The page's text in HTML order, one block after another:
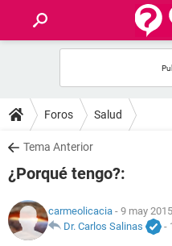
FOROS
SALUD
FAMILIA
NUTRICIÓN
Foros Salud
Tema Anterior
¿Porqué tengo?:
carmeolicacia - 9 may
Dr. Carlos Salinas
-